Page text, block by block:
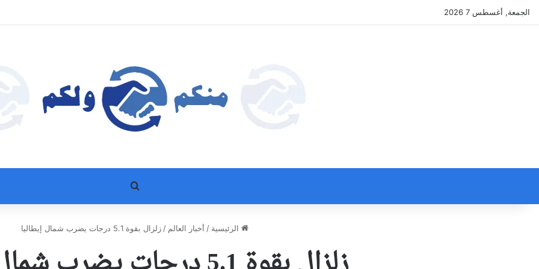
الجمعة, أغسطس 7 2026
بحث عن
الرئيسية / أخبار العالم / زلزال بقوة 5.1 درجات يضرب شمال إيطاليا